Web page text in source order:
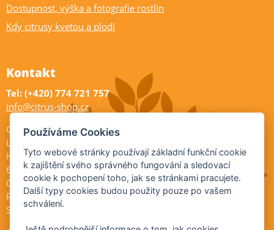
Dostupnost, výška a fotografie rostlin
Kdy citrusy kvetou a plodí
Kontakt
Tel: (+420) 774 721 757
info@citrus-shop.cz
Citrus shop zahradnictví
Legionářů 2
Hodonín
695 01
Otevřeno:
Po-Pá 9-17
So 9-11:30
Používáme Cookies
Tyto webové stránky používají základní funkční cookie
k zajištění svého správného fungování a sledovací
cookie k pochopení toho, jak se stránkami pracujete.
Další typy cookies budou použity pouze po vašem
schválení.